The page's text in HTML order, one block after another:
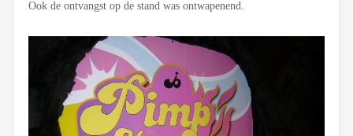
Ook de ontvangst op de stand was ontwapenend.